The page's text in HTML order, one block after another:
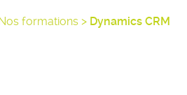
formations > Dynamics CRM